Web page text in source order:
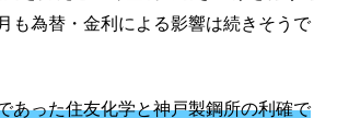
も為替・金利による影響は続きそうで
あった住友化学と神戸製鋼所の利確で